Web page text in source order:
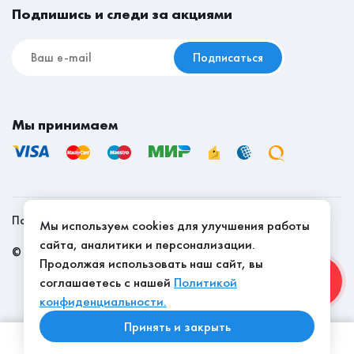
днях.
Подпишись и следи за акциями
Подписаться
Мы принимаем
© 2026, Мебель Эконом - качество доступно
Политика конфиденциальности
Мы используем cookies для улучшения работы
сайта, аналитики и персонализации.
Продолжая использовать наш сайт, вы
соглашаетесь с нашей Политикой
конфиденциальности.
Принять и закрыть